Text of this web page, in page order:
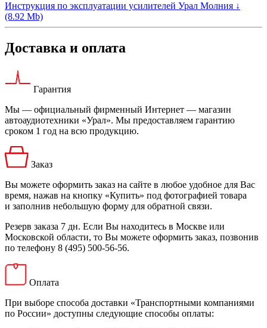
Инструкция по эксплуатации усилителей Урал Молния ↓
(8.92 Mb)
Доставка и оплата
Гарантия
Мы — официальный фирменный Интернет — магазин
автоаудиотехники «Урал». Мы предоставляем гарантию
сроком 1 год на всю продукцию.
Заказ
Вы можете оформить заказ на сайте в любое удобное для Вас
время, нажав на кнопку «Купить» под фотографией товара
и заполнив небольшую форму для обратной связи.
Резерв заказа 7 дн. Если Вы находитесь в Москве или
Московской области, то Вы можете оформить заказ, позвонив
по телефону 8 (495) 500-56-56.
Оплата
При выборе способа доставки «Транспортными компаниями
по России» доступны следующие способы оплаты: